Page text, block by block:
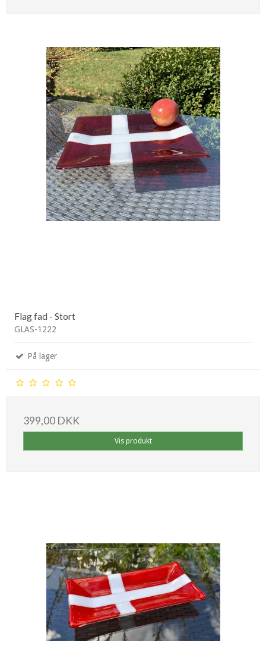
Flag fad - Stort
GLAS-1222
På lager
399,00 DKK
Vis produkt